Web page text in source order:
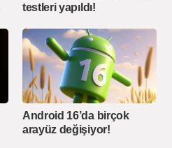
testleri yapıldı!
Android 16’da birçok
arayüz değişiyor!